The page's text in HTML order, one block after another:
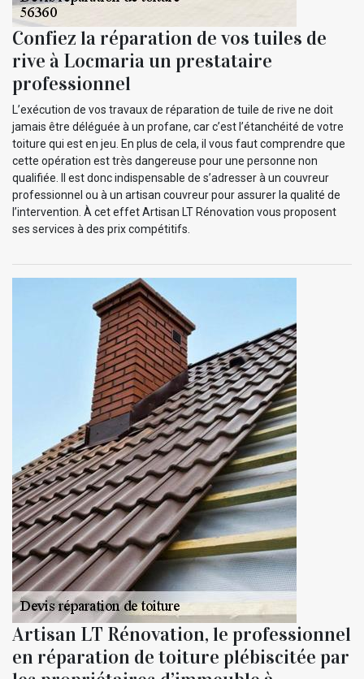
Confiez la réparation de vos tuiles de
rive à Locmaria un prestataire
professionnel
L’exécution de vos travaux de réparation de tuile de rive ne doit
jamais être déléguée à un profane, car c’est l’étanchéité de votre
toiture qui est en jeu. En plus de cela, il vous faut comprendre que
cette opération est très dangereuse pour une personne non
qualifiée. Il est donc indispensable de s’adresser à un couvreur
professionnel ou à un artisan couvreur pour assurer la qualité de
l’intervention. À cet effet Artisan LT Rénovation vous proposent
ses services à des prix compétitifs.
Artisan LT Rénovation, le professionnel
en réparation de toiture plébiscitée par